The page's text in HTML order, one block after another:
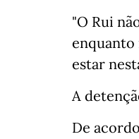
"O Rui
enquanto
estar
A
De